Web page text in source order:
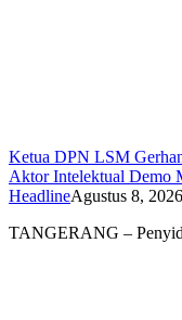
Ketua DPN LSM
Aktor Intelektual Demo
HeadlineAgustus 8, 2026
TANGERANG –